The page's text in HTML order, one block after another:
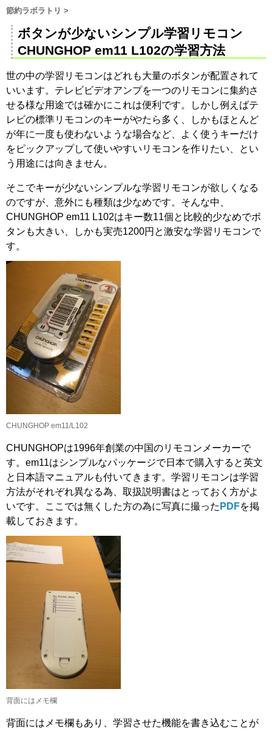
節約ラボラトリ >
ボタンが少ないシンプル学習リモコン
CHUNGHOP em11 L102の学習方法
世の中の学習リモコンはどれも大量のボタンが配置されて
いいます。テレビビデオアンプを一つのリモコンに集約さ
せる様な用途では確かにこれは便利です。しかし例えばテ
レビの標準リモコンのキーがやたら多く、しかもほとんど
が年に一度も使わないような場合など、よく使うキーだけ
をピックアップして使いやすいリモコンを作りたい、とい
う用途には向きません。
そこでキーが少ないシンプルな学習リモコンが欲しくなる
のですが、意外にも種類は少なめです。そんな中、
CHUNGHOP em11 L102はキー数11個と比較的少なめでボ
タンも大きい、しかも実売1200円と激安な学習リモコンで
す。
CHUNGHOP em11/L102
CHUNGHOPは1996年創業の中国のリモコンメーカーで
す。em11はシンプルなパッケージで日本で購入すると英文
と日本語マニュアルも付いてきます。学習リモコンは学習
方法がそれぞれ異なる為、取扱説明書はとっておく方がよ
いです。ここでは無くした方の為に写真に撮った PDFを掲
載しておきます。
背面にはメモ欄
背面にはメモ欄もあり、学習させた機能を書き込むことが